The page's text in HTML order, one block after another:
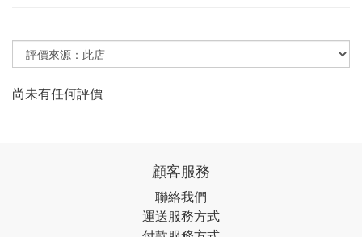
尚未有任何評價
顧客服務
聯絡我們
運送服務方式